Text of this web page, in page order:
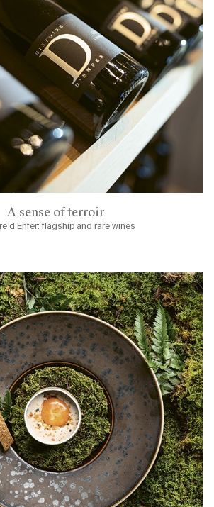
A sense of terroir
d’Enfer: flagship and rare wines